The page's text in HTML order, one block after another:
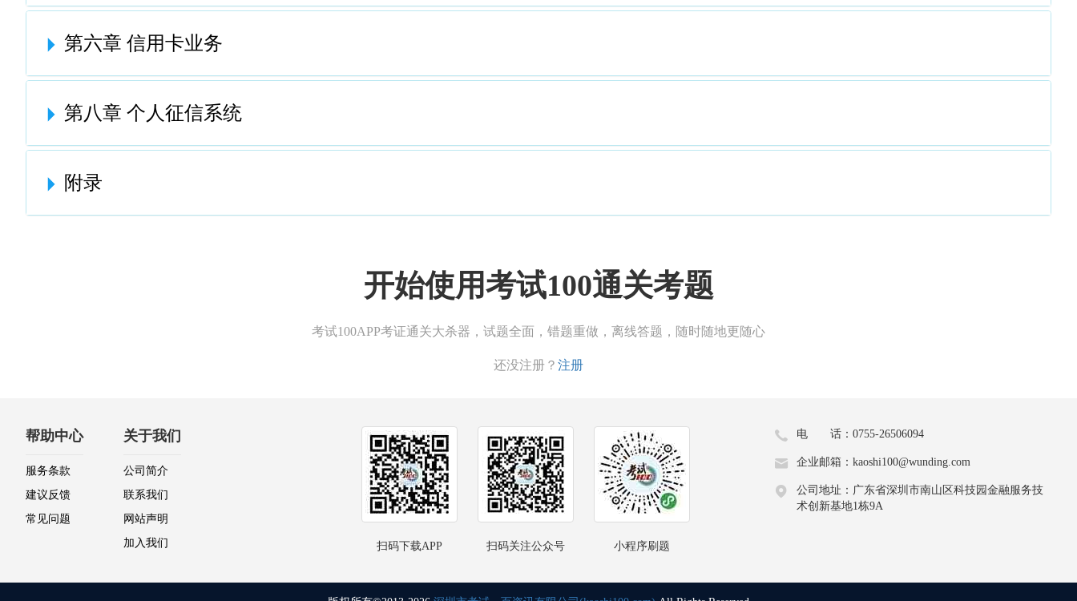
第六章 信用卡业务
第八章 个人征信系统
附录
开始使用考试100通关考题
考试100APP考证通关大杀器，试题全面，错题重做，离线答题，随时随地更随心
还没注册？ 注册
帮助中心
服务条款
建议反馈
常见问题
关于我们
公司简介
联系我们
网站声明
加入我们
扫码下载APP 扫码关注公众号 小程序刷题
电 话：0755-26506094
企业邮箱：kaoshi100@wunding.com
公司地址：广东省深圳市南山区科技园金融服务技
术创新基地1栋9A